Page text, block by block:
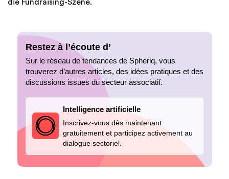
die Fundraising-Szene.
Restez à l’écoute d’
Sur le réseau de tendances de Spheriq, vous
trouverez d’autres articles, des idées pratiques et des
discussions issues du secteur associatif.
Intelligence artificielle
Inscrivez-vous dès maintenant
gratuitement et participez activement au
dialogue sectoriel.